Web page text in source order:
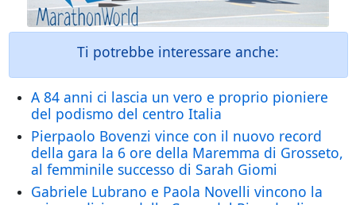
Ti potrebbe interessare anche:
A 84 anni ci lascia un vero e proprio pioniere
del podismo del centro Italia
Pierpaolo Bovenzi vince con il nuovo record
della gara la 6 ore della Maremma di Grosseto,
al femminile successo di Sarah Giomi
Gabriele Lubrano e Paola Novelli vincono la